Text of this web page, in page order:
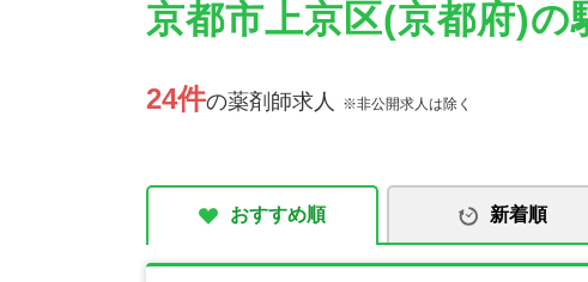
京都市上京区(京都府)
24件の薬剤師求人 ※非公開求人は除く
おすすめ順 新着順